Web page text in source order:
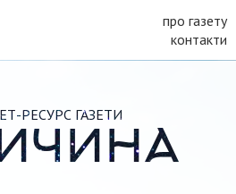
про газету
контакти
РЕСУРС ГАЗЕТИ